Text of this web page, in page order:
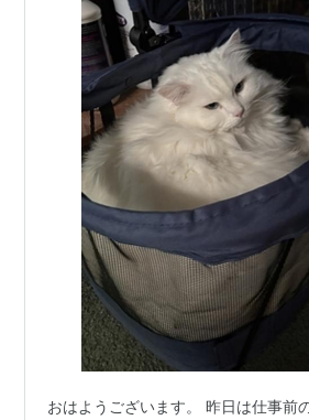
おはようございます。 昨日は仕事前